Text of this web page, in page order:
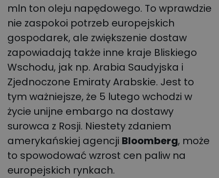
mln ton oleju napędowego. To wprawdzie
nie zaspokoi potrzeb europejskich
gospodarek, ale zwiększenie dostaw
zapowiadają także inne kraje Bliskiego
Wschodu, jak np. Arabia Saudyjska i
Zjednoczone Emiraty Arabskie. Jest to
tym ważniejsze, że 5 lutego wchodzi w
życie unijne embargo na dostawy
surowca z Rosji. Niestety zdaniem
amerykańskiej agencji Bloomberg, może
to spowodować wzrost cen paliw na
europejskich rynkach.